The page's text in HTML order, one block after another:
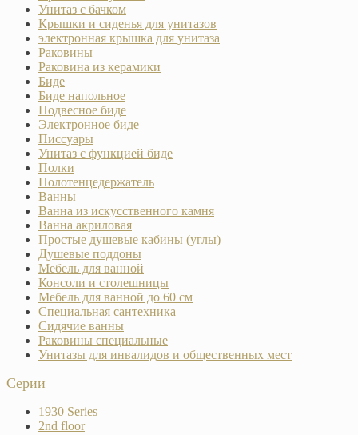
Унитаз с бачком
Крышки и сиденья для унитазов
электронная крышка для унитаза
Раковины
Раковина из керамики
Биде
Биде напольное
Подвесное биде
Электронное биде
Писсуары
Унитаз с функцией биде
Полки
Полотенцедержатель
Ванны
Ванна из искусственного камня
Ванна акриловая
Простые душевые кабины (углы)
Душевые поддоны
Мебель для ванной
Консоли и столешницы
Мебель для ванной до 60 см
Специальная сантехника
Сидячие ванны
Раковины специальные
Унитазы для инвалидов и общественных мест
Серии
1930 Series
2nd floor